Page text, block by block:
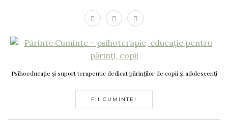
Psihoeducație și suport terapeutic dedicat părinților de copii și adolescenți
FII CUMINTE!